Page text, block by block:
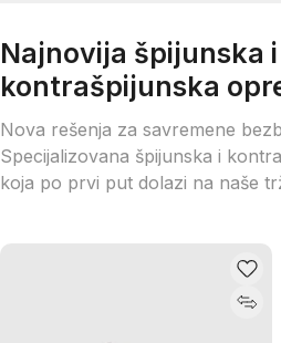
Najnovija špijunska i
kontrašpijunska
Nova rešenja za savremene
Specijalizovana špijunska i
koja po prvi put dolazi na naše